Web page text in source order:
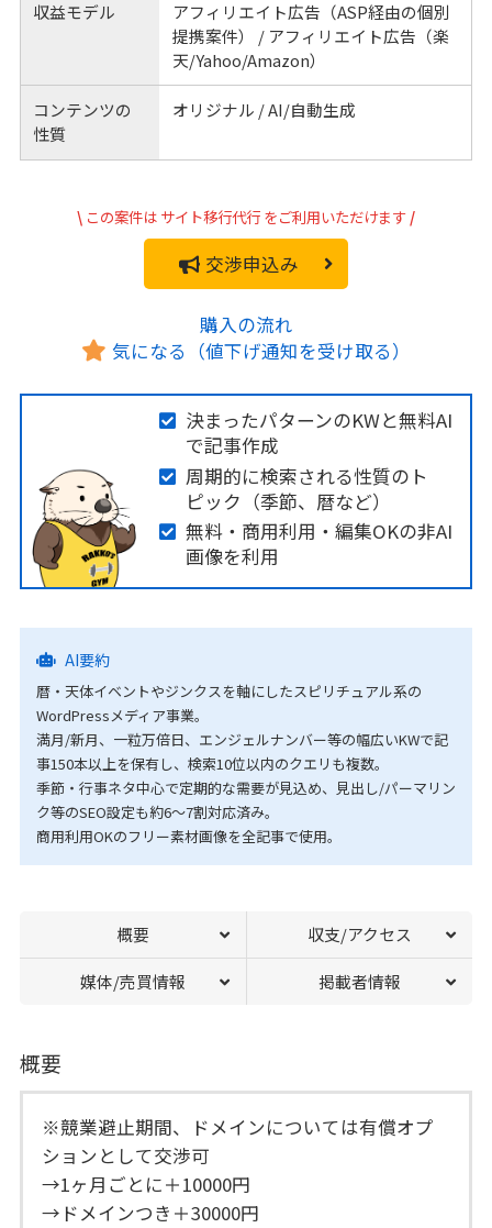
収益モデル
アフィリエイト広告（ASP経由の個別
提携案件） / アフィリエイト広告（楽
天/Yahoo/Amazon）
コンテンツの
性質
オリジナル / AI/自動生成
\ この案件は サイト移行代行 をご利用いただけます /
交渉申込み
購入の流れ
気になる（値下げ通知を受け取る）
決まったパターンのKWと無料AI
で記事作成
周期的に検索される性質のト
ピック（季節、暦など）
無料・商用利用・編集OKの非AI
画像を利用
AI要約
暦・天体イベントやジンクスを軸にしたスピリチュアル系の
WordPressメディア事業。
満月/新月、一粒万倍日、エンジェルナンバー等の幅広いKWで記
事150本以上を保有し、検索10位以内のクエリも複数。
季節・行事ネタ中心で定期的な需要が見込め、見出し/パーマリン
ク等のSEO設定も約6〜7割対応済み。
商用利用OKのフリー素材画像を全記事で使用。
概要 収支/アクセス
媒体/売買情報 掲載者情報
概要
※競業避止期間、ドメインについては有償オプ
ションとして交渉可
→1ヶ月ごとに＋10000円
→ドメインつき＋30000円